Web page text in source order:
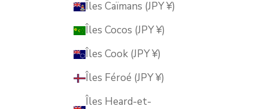
Îles Caïmans (JPY ¥)
Îles Cocos (JPY ¥)
Îles Cook (JPY ¥)
Îles Féroé (JPY ¥)
Îles Heard-et-